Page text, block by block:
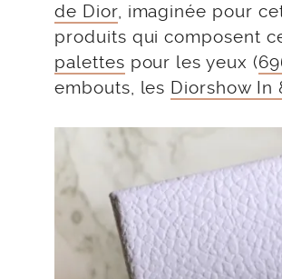
de Dior, imaginée pour
produits qui composent
palettes pour les yeux (
embouts, les Diorshow In